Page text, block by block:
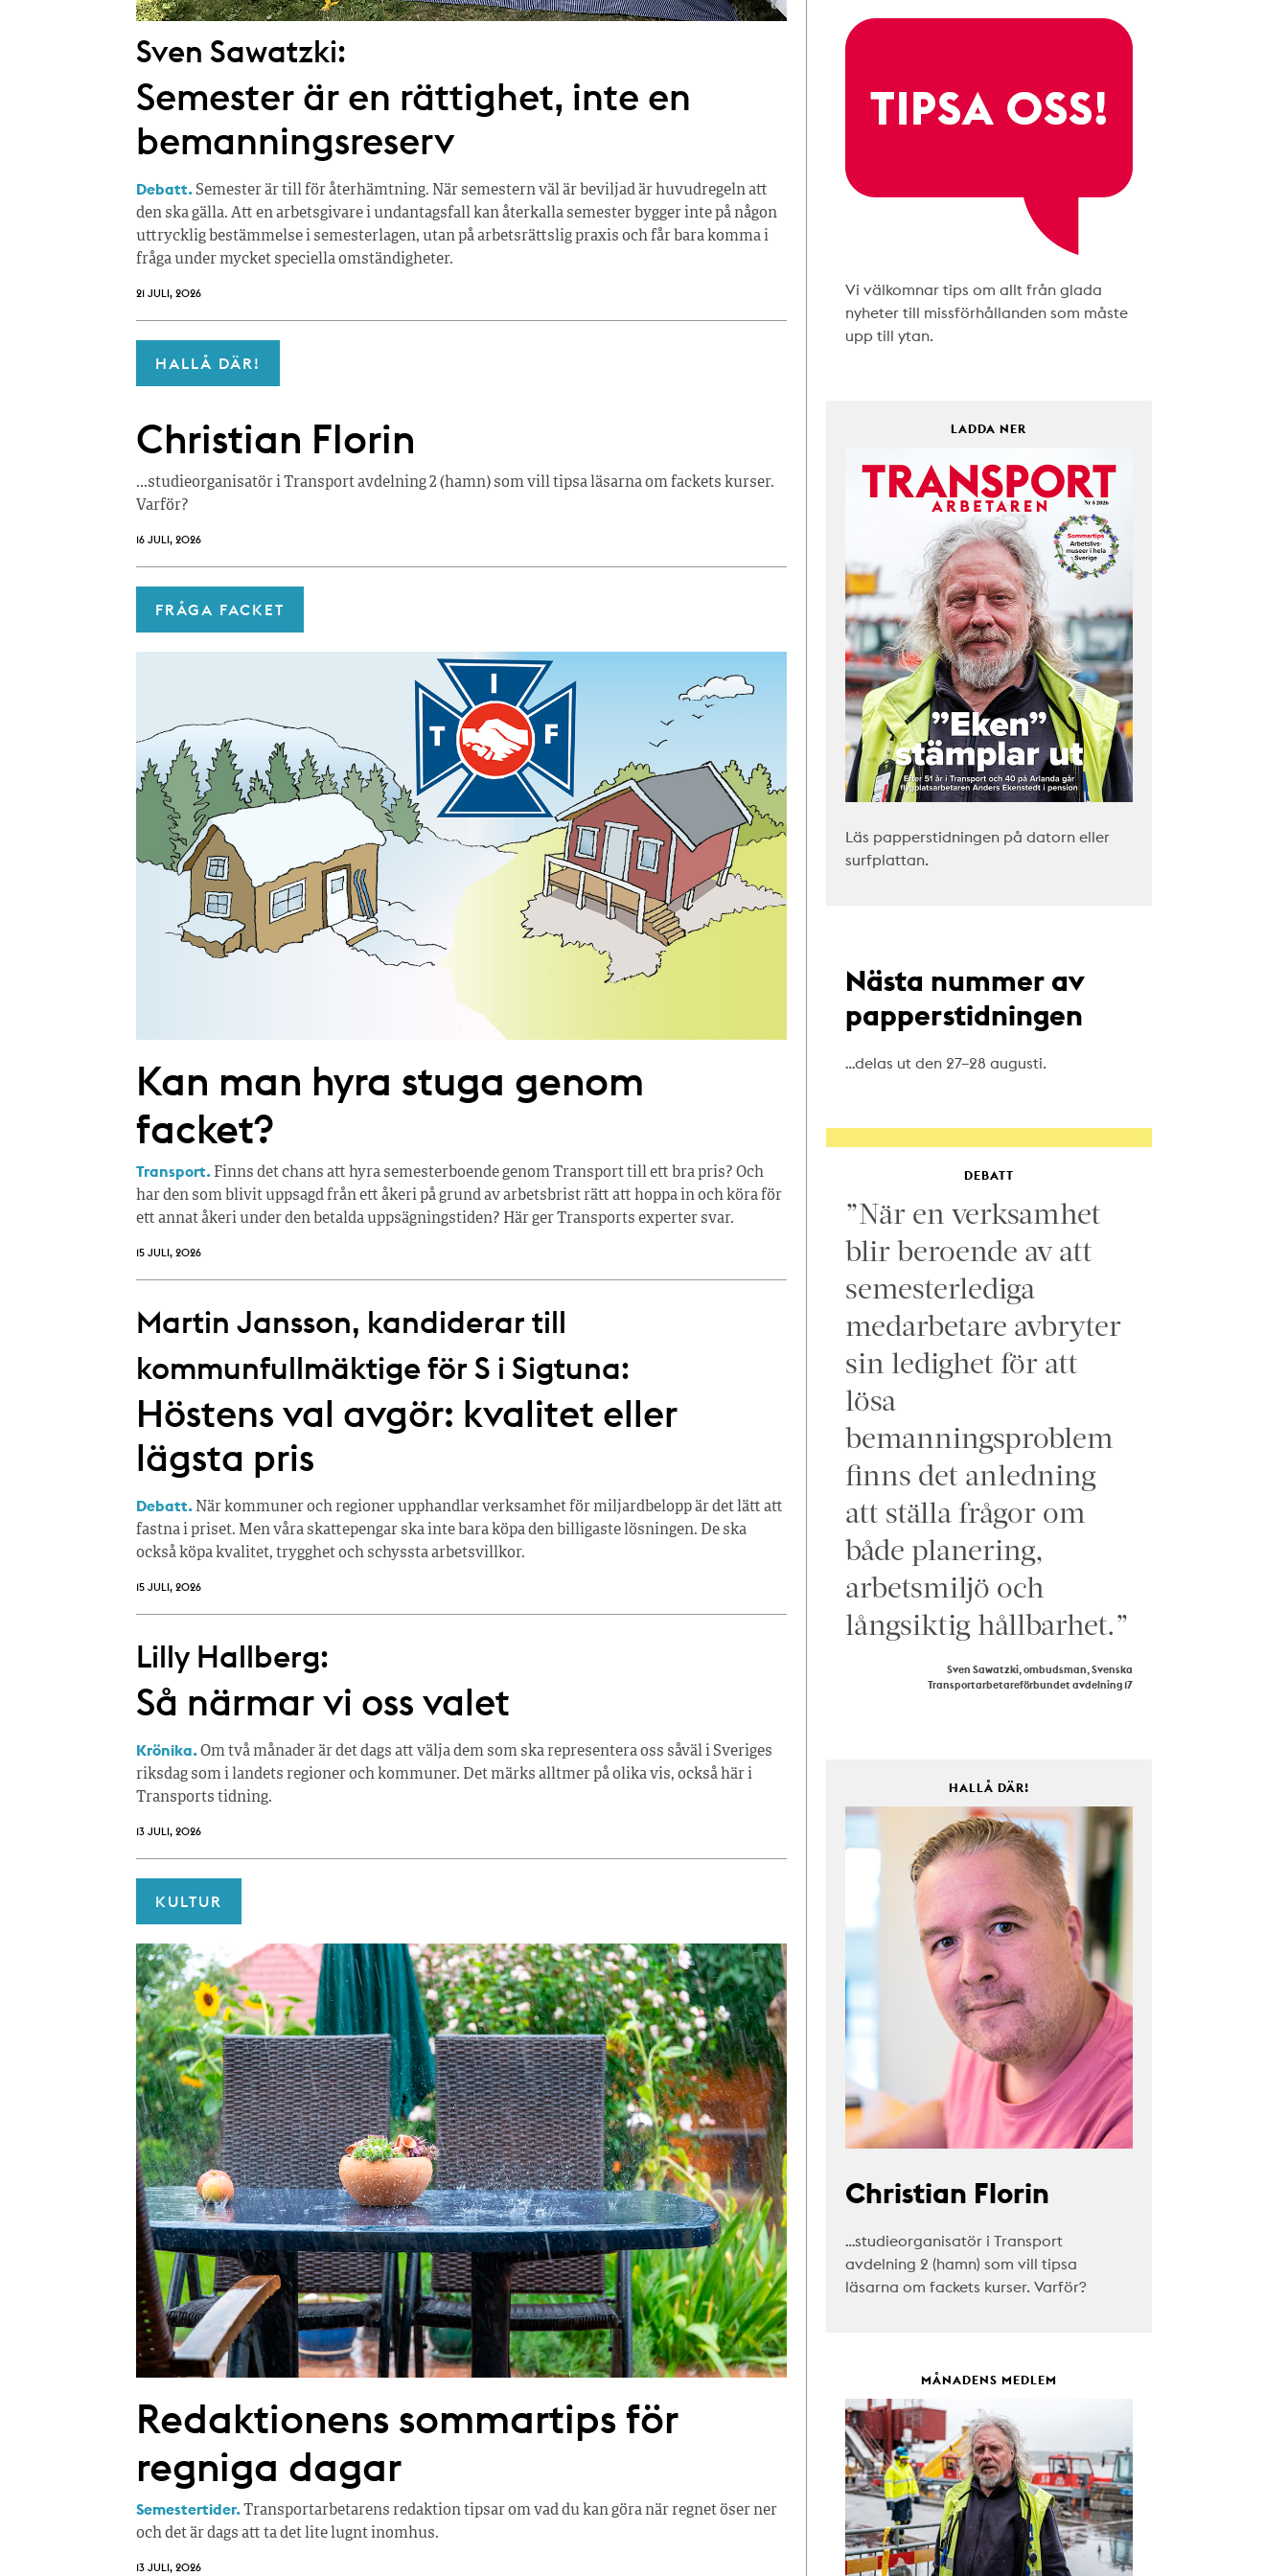
Sven Sawatzki:
Semester är en rättighet, inte en
bemanningsreserv
Debatt.Semester är till för återhämtning. När semestern väl är beviljad är huvudregeln att
den ska gälla. Att en arbetsgivare i undantagsfall kan återkalla semester bygger inte på någon
uttrycklig bestämmelse i semesterlagen, utan på arbetsrättslig praxis och får bara komma i
fråga under mycket speciella omständigheter.
21 JULI, 2026
HALLÅ DÄR!
Christian Florin
…studieorganisatör i Transport avdelning 2 (hamn) som vill tipsa läsarna om fackets kurser.
Varför?
16 JULI, 2026
FRÅGA FACKET
Kan man hyra stuga genom
facket?
Transport. Finns det chans att hyra semesterboende genom Transport till ett bra pris? Och
har den som blivit uppsagd från ett åkeri på grund av arbetsbrist rätt att hoppa in och köra för
ett annat åkeri under den betalda uppsägningstiden? Här ger Transports experter svar.
15 JULI, 2026
Martin Jansson, kandiderar till
kommunfullmäktige för S i Sigtuna:
Höstens val avgör: kvalitet eller
lägsta pris
Debatt. När kommuner och regioner upphandlar verksamhet för miljardbelopp är det lätt att
fastna i priset. Men våra skattepengar ska inte bara köpa den billigaste lösningen. De ska
också köpa kvalitet, trygghet och schyssta arbetsvillkor.
15 JULI, 2026
Lilly Hallberg:
Så närmar vi oss valet
Krönika.Om två månader är det dags att välja dem som ska representera oss såväl i Sveriges
riksdag som i landets regioner och kommuner. Det märks alltmer på olika vis, också här i
Transports tidning.
13 JULI, 2026
KULTUR
Redaktionens sommar­tips för
regniga dagar
Semestertider.Transportarbetarens redaktion tipsar om vad du kan göra när regnet öser ner
och det är dags att ta det lite lugnt inomhus.
13 JULI, 2026
Vi välkomnar tips om allt från glada
nyheter till missförhållanden som måste
upp till ytan.
LADDA NER
Läs papperstidningen på datorn eller
surfplattan.
Nästa nummer av
papperstidningen
…delas ut den 27–28 augusti.
DEBATT
”När en verksamhet
blir beroende av att
semesterlediga
medarbetare avbryter
sin ledighet för att
lösa
bemanningsproblem
finns det anledning
att ställa frågor om
både planering,
arbetsmiljö och
långsiktig hållbarhet.”
Sven Sawatzki, ombudsman, Svenska
Transportarbetareförbundet avdelning 17
HALLÅ DÄR!
Christian Florin
…studieorganisatör i Transport
avdelning 2 (hamn) som vill tipsa
läsarna om fackets kurser. Varför?
MÅNADENS MEDLEM